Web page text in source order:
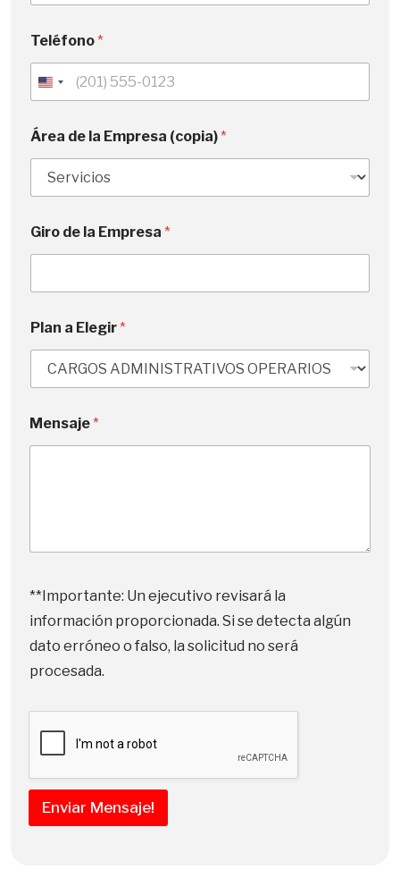
Teléfono*
U
i
e
d
t
a
s
1
Área de la Empresa (copia)*
Giro de la Empresa *
Plan a Elegir*
Á
r
Mensaje*
**Importante: Un ejecutivo revisará la
información proporcionada. Si se detecta algún
dato erróneo o falso, la solicitud no será
procesada.
Enviar Mensaje!